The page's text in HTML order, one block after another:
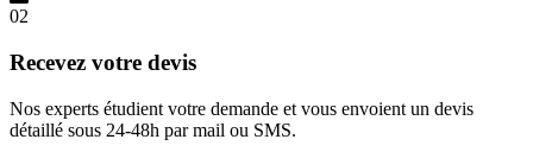
02
Recevez votre devis
Nos experts étudient votre demande et vous envoient un devis
détaillé sous 24-48h par mail ou SMS.